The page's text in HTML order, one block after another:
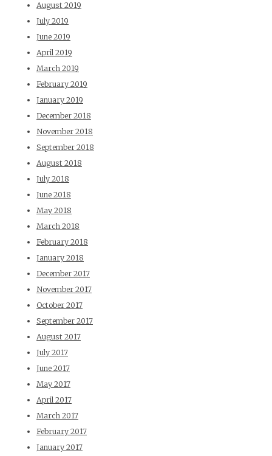
August 2019
July 2019
June 2019
April 2019
March 2019
February 2019
January 2019
December 2018
November 2018
September 2018
August 2018
July 2018
June 2018
May 2018
March 2018
February 2018
January 2018
December 2017
November 2017
October 2017
September 2017
August 2017
July 2017
June 2017
May 2017
April 2017
March 2017
February 2017
January 2017